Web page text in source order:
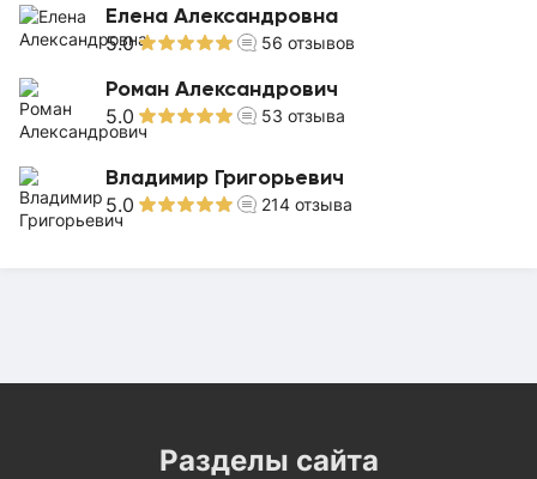
Елена Александровна
5.0 56 отзывов
Роман Александрович
5.0 53 отзыва
Владимир Григорьевич
5.0 214 отзыва
Разделы сайта